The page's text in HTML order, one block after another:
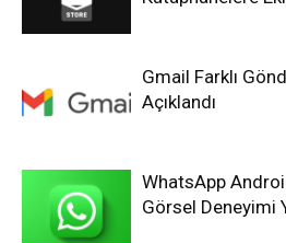
Gmail Farklı
Açıklandı
WhatsApp
Görsel Deneyimi